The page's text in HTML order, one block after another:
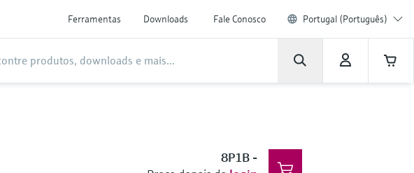
Ferramentas Downloads Fale Conosco Portugal (Português)
8P1B-